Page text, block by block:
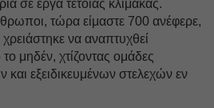
σε έργα τέτοιας κλίμακας.
τώρα είμαστε 700 ανέφερε,
χρειάστηκε να αναπτυχθεί
μηδέν, χτίζοντας ομάδες
και εξειδικευμένων στελεχών εν